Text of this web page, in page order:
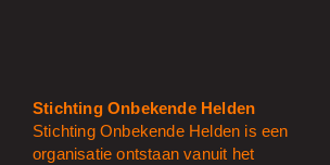
Stichting Onbekende Helden
Stichting Onbekende Helden is een
organisatie ontstaan vanuit het